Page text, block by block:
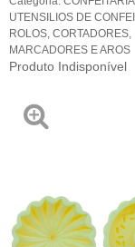
UTENSILIOS DE
ROLOS, CORTADORES,
MARCADORES E AROS
Produto Indisponível